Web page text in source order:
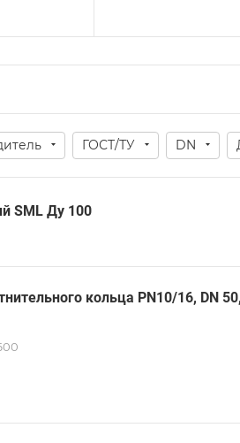
ГОСТ/ТУ DN
SML Ду 100
кольца PN10/16, DN